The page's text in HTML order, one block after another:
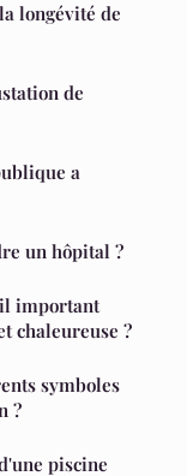
longévité de
de
a
un hôpital ?
important
chaleureuse ?
symboles
?
piscine